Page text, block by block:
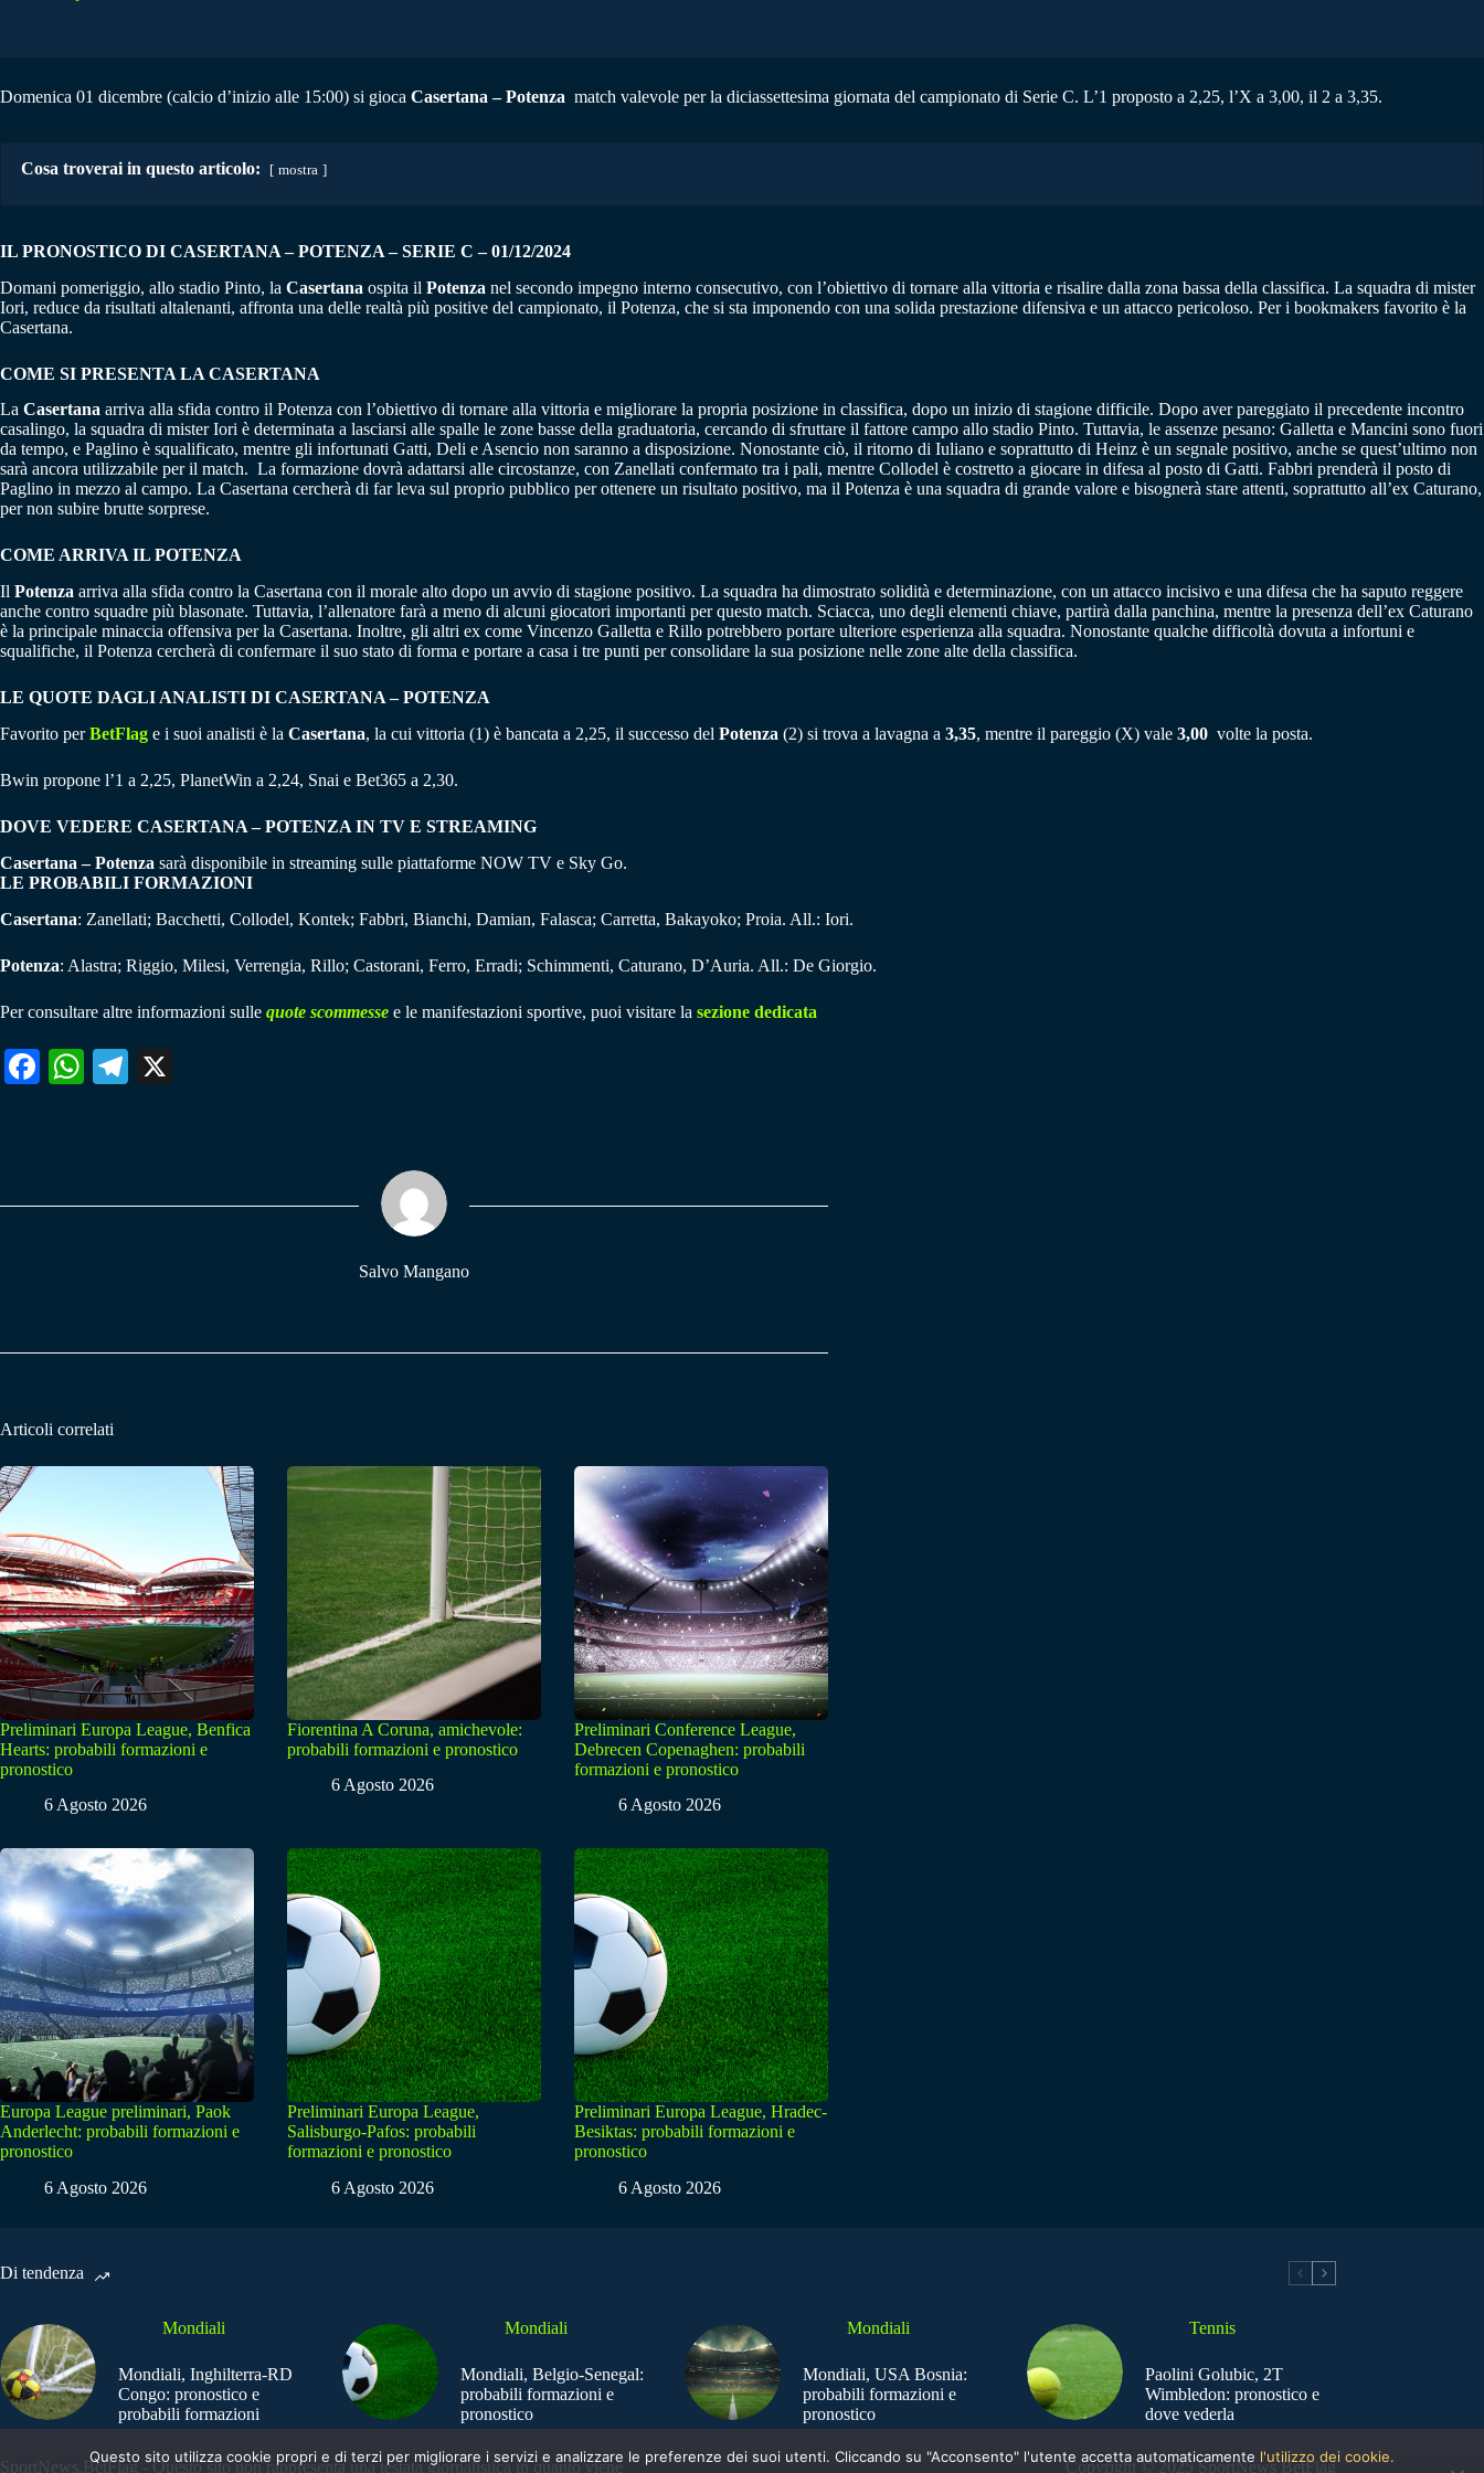
Domenica 01 dicembre (calcio d’inizio alle 15:00) si gioca Casertana – Potenza match valevole per la diciassettesima giornata del campionato di Serie C. L’1 proposto a 2,25, l’X a 3,00, il 2 a 3,35.
Cosa troverai in questo articolo: mostra
IL PRONOSTICO DI CASERTANA – POTENZA – SERIE C – 01/12/2024
Domani pomeriggio, allo stadio Pinto, la Casertana ospita il Potenza nel secondo impegno interno consecutivo, con l’obiettivo di tornare alla vittoria e risalire dalla zona bassa della classifica. La squadra di mister
Iori, reduce da risultati altalenanti, affronta una delle realtà più positive del campionato, il Potenza, che si sta imponendo con una solida prestazione difensiva e un attacco pericoloso. Per i bookmakers favorito è la
Casertana.
COME SI PRESENTA LA CASERTANA
La Casertana arriva alla sfida contro il Potenza con l’obiettivo di tornare alla vittoria e migliorare la propria posizione in classifica, dopo un inizio di stagione difficile. Dopo aver pareggiato il precedente incontro
casalingo, la squadra di mister Iori è determinata a lasciarsi alle spalle le zone basse della graduatoria, cercando di sfruttare il fattore campo allo stadio Pinto. Tuttavia, le assenze pesano: Galletta e Mancini sono fuori
da tempo, e Paglino è squalificato, mentre gli infortunati Gatti, Deli e Asencio non saranno a disposizione. Nonostante ciò, il ritorno di Iuliano e soprattutto di Heinz è un segnale positivo, anche se quest’ultimo non
sarà ancora utilizzabile per il match. La formazione dovrà adattarsi alle circostanze, con Zanellati confermato tra i pali, mentre Collodel è costretto a giocare in difesa al posto di Gatti. Fabbri prenderà il posto di
Paglino in mezzo al campo. La Casertana cercherà di far leva sul proprio pubblico per ottenere un risultato positivo, ma il Potenza è una squadra di grande valore e bisognerà stare attenti, soprattutto all’ex Caturano,
per non subire brutte sorprese​.
COME ARRIVA IL POTENZA
Il Potenza arriva alla sfida contro la Casertana con il morale alto dopo un avvio di stagione positivo. La squadra ha dimostrato solidità e determinazione, con un attacco incisivo e una difesa che ha saputo reggere
anche contro squadre più blasonate. Tuttavia, l’allenatore farà a meno di alcuni giocatori importanti per questo match. Sciacca, uno degli elementi chiave, partirà dalla panchina, mentre la presenza dell’ex Caturano
è la principale minaccia offensiva per la Casertana. Inoltre, gli altri ex come Vincenzo Galletta e Rillo potrebbero portare ulteriore esperienza alla squadra​. Nonostante qualche difficoltà dovuta a infortuni e
squalifiche, il Potenza cercherà di confermare il suo stato di forma e portare a casa i tre punti per consolidare la sua posizione nelle zone alte della classifica.
LE QUOTE DAGLI ANALISTI DI CASERTANA – POTENZA
Favorito perBetFlag e i suoi analisti è la Casertana, la cui vittoria (1) è bancata a 2,25, il successo del Potenza (2) si trova a lavagna a 3,35, mentre il pareggio (X) vale 3,00 volte la posta.
Bwin propone l’1 a 2,25, PlanetWin a 2,24, Snai e Bet365 a 2,30.
DOVE VEDERE CASERTANA – POTENZA IN TV E STREAMING
Casertana – Potenza sarà disponibile in streaming sulle piattaforme NOW TV e Sky Go.
LE PROBABILI FORMAZIONI
Casertana: Zanellati; Bacchetti, Collodel, Kontek; Fabbri, Bianchi, Damian, Falasca; Carretta, Bakayoko; Proia. All.: Iori.
Potenza: Alastra; Riggio, Milesi, Verrengia, Rillo; Castorani, Ferro, Erradi; Schimmenti, Caturano, D’Auria. All.: De Giorgio.
Per consultare altre informazioni sulle quote scommesse e le manifestazioni sportive, puoi visitare la sezione dedicata
Fa W
pp
Te
m
Salvo Mangano
Articoli correlati
Preliminari Europa League, Benfica
Hearts: probabili formazioni e
pronostico
6 Agosto 2026
Fiorentina A Coruna, amichevole:
probabili formazioni e pronostico
6 Agosto 2026
Preliminari Conference League,
Debrecen Copenaghen: probabili
formazioni e pronostico
6 Agosto 2026
Europa League preliminari, Paok
Anderlecht: probabili formazioni e
pronostico
6 Agosto 2026
Preliminari Europa League,
Salisburgo-Pafos: probabili
formazioni e pronostico
6 Agosto 2026
Preliminari Europa League, Hradec-
Besiktas: probabili formazioni e
pronostico
6 Agosto 2026
Di tendenza
Mondiali
Mondiali, Inghilterra-RD
Congo: pronostico e
probabili formazioni
Mondiali
Mondiali, Belgio-Senegal:
probabili formazioni e
pronostico
Mondiali
Mondiali, USA Bosnia:
probabili formazioni e
pronostico
Tennis
Paolini Golubic, 2T
Wimbledon: pronostico e
dove vederla
SportNews.BetFlag - Questo sito non rappresenta una testata giornalistica in quanto viene Copyright © 2025 SportNews BetFlag
Questo sito utilizza cookie propri e di terzi per migliorare i servizi e analizzare le preferenze dei suoi utenti. Cliccando su "Acconsento" l'utente accetta automaticamente l'utilizzo dei cookie.